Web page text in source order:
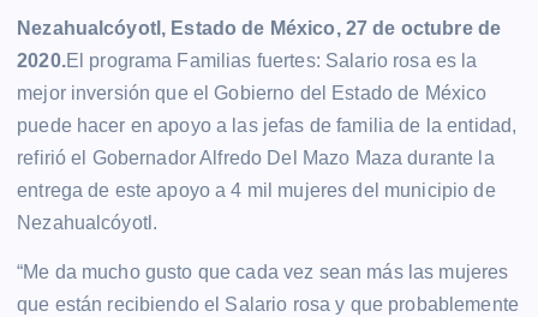
Nezahualcóyotl, Estado de México, 27 de octubre de
2020.El programa Familias fuertes: Salario rosa es la
mejor inversión que el Gobierno del Estado de México
puede hacer en apoyo a las jefas de familia de la entidad,
refirió el Gobernador Alfredo Del Mazo Maza durante la
entrega de este apoyo a 4 mil mujeres del municipio de
Nezahualcóyotl.
“Me da mucho gusto que cada vez sean más las mujeres
que están recibiendo el Salario rosa y que probablemente